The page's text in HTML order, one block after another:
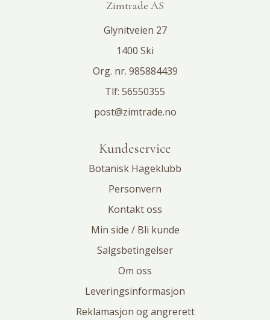
Zimtrade AS
Glynitveien 27
1400 Ski
Org. nr. 985884439
Tlf: 56550355
post@zimtrade.no
Kundeservice
Botanisk Hageklubb
Personvern
Kontakt oss
Min side / Bli kunde
Salgsbetingelser
Om oss
Leveringsinformasjon
Reklamasjon og angrerett